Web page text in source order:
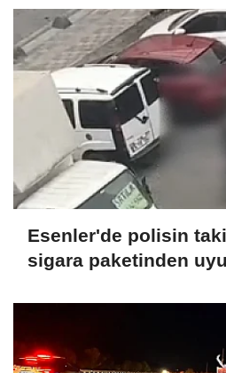
Esenler'de polisin
sigara paketinden